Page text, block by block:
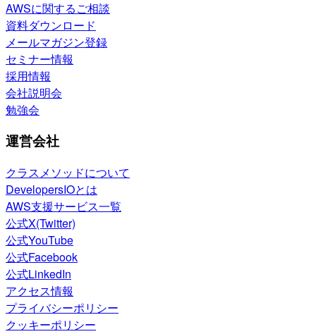
AWSに関するご相談
資料ダウンロード
メールマガジン登録
セミナー情報
採用情報
会社説明会
勉強会
運営会社
クラスメソッドについて
DevelopersIOとは
AWS支援サービス一覧
公式X(Twitter)
公式YouTube
公式Facebook
公式LinkedIn
アクセス情報
プライバシーポリシー
クッキーポリシー